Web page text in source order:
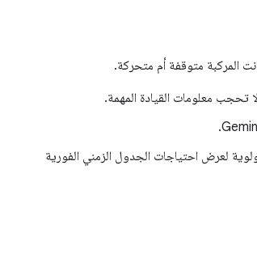
المركبة متوقفة أم متحركة.
تحجب معلومات القيادة المهمة.
لعرض احتياجات الجدول الزمني الفورية